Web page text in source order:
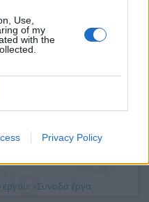
Use,
of my
with the
Privacy Policy
άμμου στην
Μ.Ε.Υ.Α/Ε.Ε.Λ Λαμίας
ΜΗΧΑΝΗΜΑΤΩΝ ΕΡΓΟΥ
«ΚΑΤΑΣΚΕΥΗ ΔΙΚΤΥΩΝ
ΣΠΕΡΧΕΙΟΥ ΜΕ ΑΠΟΔΕΚΤΗ
«Συνοδά έργα